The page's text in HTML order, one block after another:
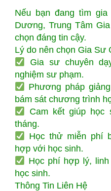
Nếu bạn đang tìm
Dương, Trung Tâm
chọn đáng tin cậy.
Lý do nên chọn Gia Sư
Gia sư chuyên
nghiệm sư phạm.
Phương pháp
bám sát chương trình
Cam kết giúp
tháng.
Học thử miễn phí
hợp với học sinh.
Học phí hợp lý,
học sinh.
Thông Tin Liên Hệ